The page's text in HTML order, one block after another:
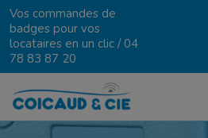
Vos commandes de
badges pour vos
locataires en un clic /04
78 83 87 20